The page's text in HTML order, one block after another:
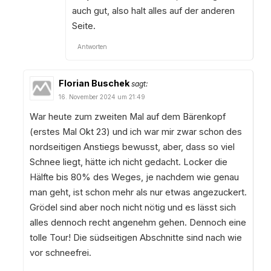
auch gut, also halt alles auf der anderen
Seite.
Antworten
Florian Buschek sagt:
16. November 2024 um 21:49
War heute zum zweiten Mal auf dem Bärenkopf
(erstes Mal Okt 23) und ich war mir zwar schon des
nordseitigen Anstiegs bewusst, aber, dass so viel
Schnee liegt, hätte ich nicht gedacht. Locker die
Hälfte bis 80% des Weges, je nachdem wie genau
man geht, ist schon mehr als nur etwas angezuckert.
Grödel sind aber noch nicht nötig und es lässt sich
alles dennoch recht angenehm gehen. Dennoch eine
tolle Tour! Die südseitigen Abschnitte sind nach wie
vor schneefrei.